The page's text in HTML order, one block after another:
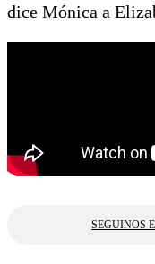
dice Mónica a
SEGUINOS